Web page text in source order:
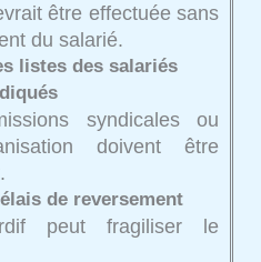
être effectuée sans
du salarié.
listes des salariés
syndicales ou
doivent être
de reversement
peut fragiliser le